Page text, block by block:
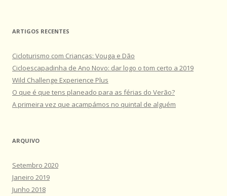
ARTIGOS RECENTES
Cicloturismo com Crianças: Vouga e Dão
Cicloescapadinha de Ano Novo: dar logo o tom certo a 2019
Wild Challenge Experience Plus
O que é que tens planeado para as férias do Verão?
A primeira vez que acampámos no quintal de alguém
ARQUIVO
Setembro 2020
Janeiro 2019
Junho 2018